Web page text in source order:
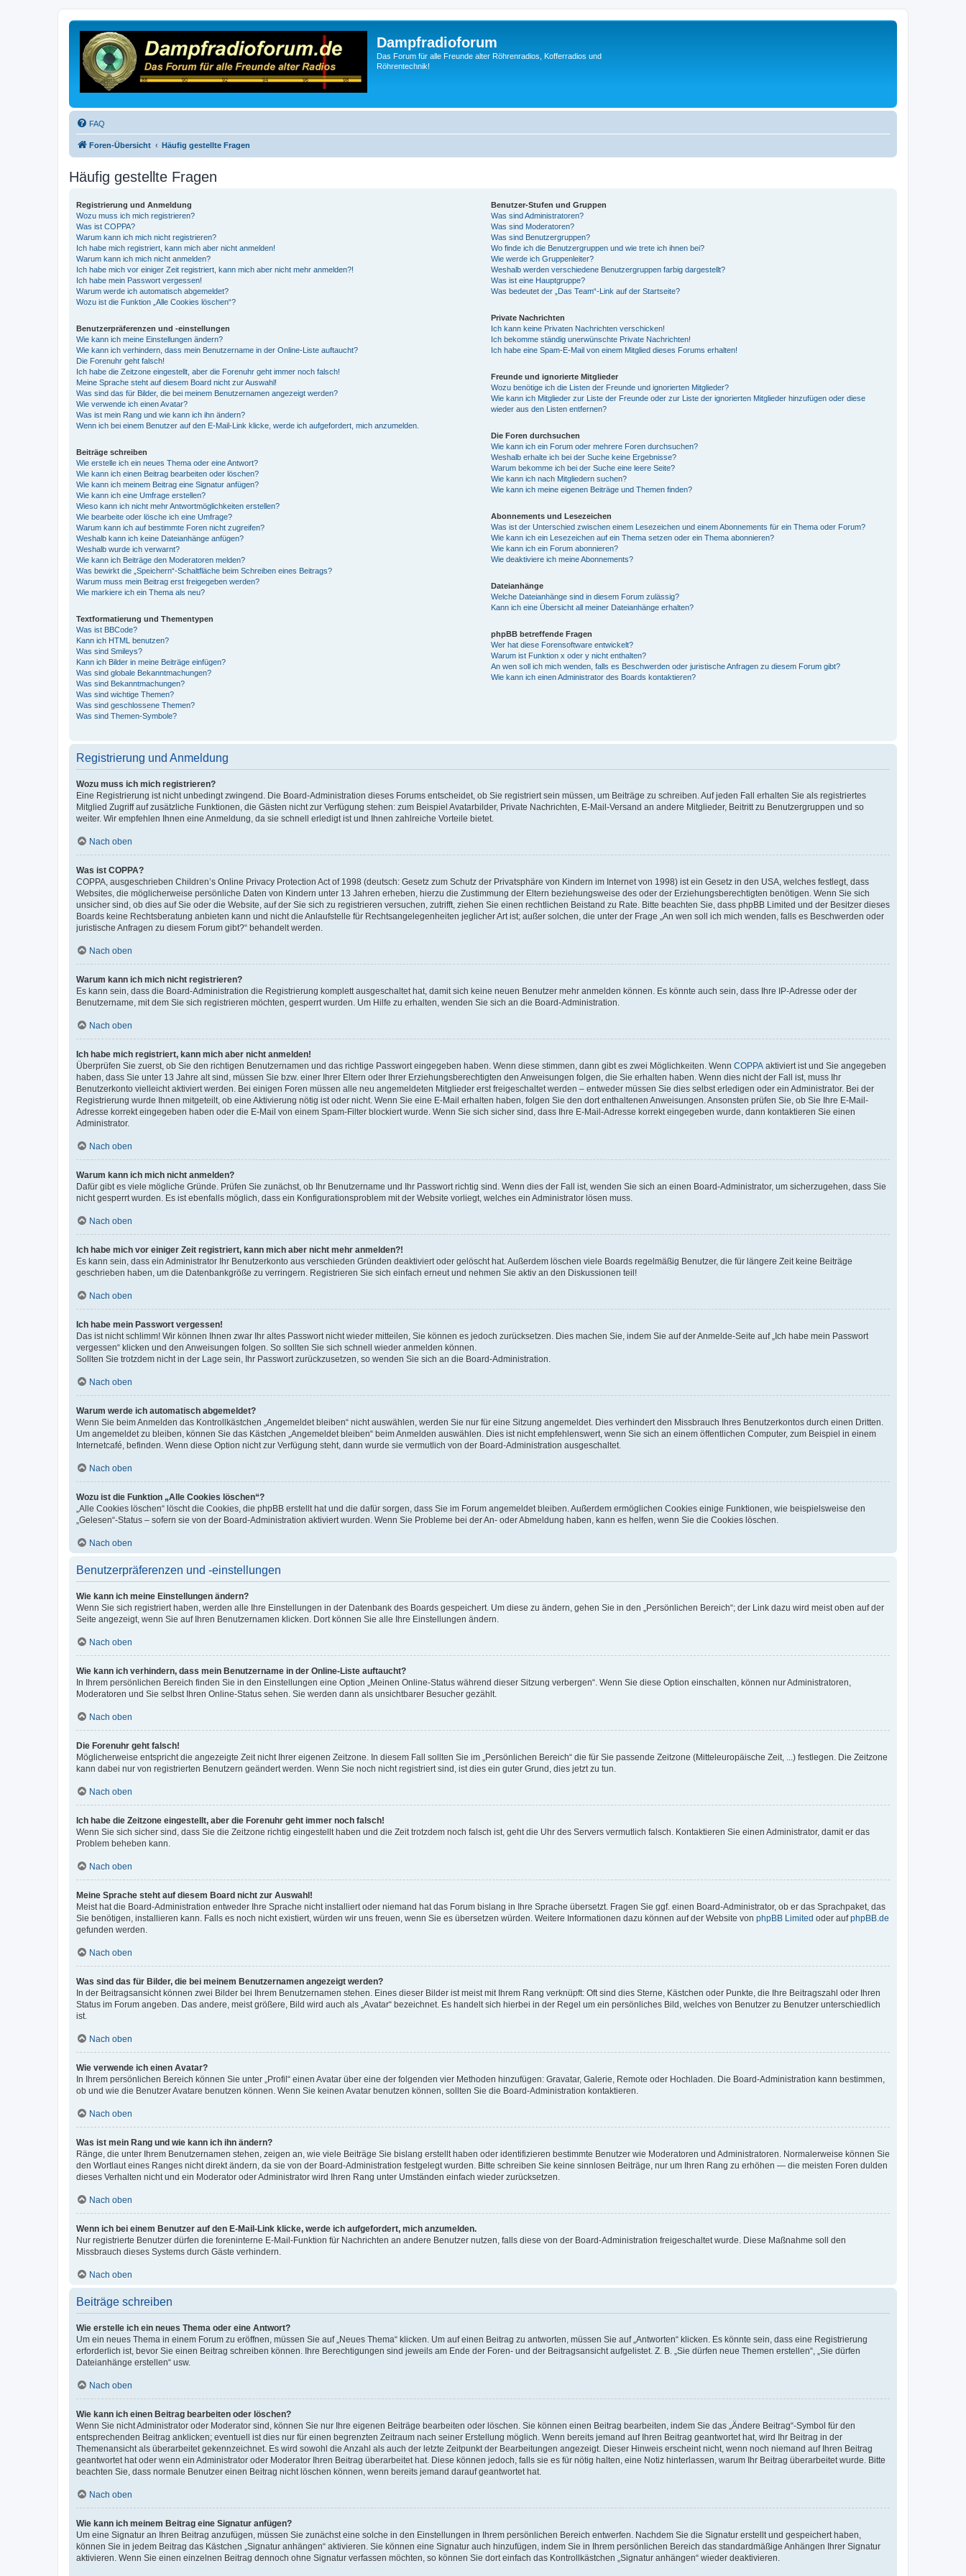
Dampfradioforum
Das Forum für alle Freunde alter Röhrenradios, Kofferradios und
Röhrentechnik!
FAQ
Foren-Übersicht Häufig gestellte Fragen
Häufig gestellte Fragen
Registrierung und Anmeldung
Wozu muss ich mich registrieren?
Was ist COPPA?
Warum kann ich mich nicht registrieren?
Ich habe mich registriert, kann mich aber nicht anmelden!
Warum kann ich mich nicht anmelden?
Ich habe mich vor einiger Zeit registriert, kann mich aber nicht mehr anmelden?!
Ich habe mein Passwort vergessen!
Warum werde ich automatisch abgemeldet?
Wozu ist die Funktion „Alle Cookies löschen“?
Benutzerpräferenzen und -einstellungen
Wie kann ich meine Einstellungen ändern?
Wie kann ich verhindern, dass mein Benutzername in der Online-Liste auftaucht?
Die Forenuhr geht falsch!
Ich habe die Zeitzone eingestellt, aber die Forenuhr geht immer noch falsch!
Meine Sprache steht auf diesem Board nicht zur Auswahl!
Was sind das für Bilder, die bei meinem Benutzernamen angezeigt werden?
Wie verwende ich einen Avatar?
Was ist mein Rang und wie kann ich ihn ändern?
Wenn ich bei einem Benutzer auf den E-Mail-Link klicke, werde ich aufgefordert, mich anzumelden.
Beiträge schreiben
Wie erstelle ich ein neues Thema oder eine Antwort?
Wie kann ich einen Beitrag bearbeiten oder löschen?
Wie kann ich meinem Beitrag eine Signatur anfügen?
Wie kann ich eine Umfrage erstellen?
Wieso kann ich nicht mehr Antwortmöglichkeiten erstellen?
Wie bearbeite oder lösche ich eine Umfrage?
Warum kann ich auf bestimmte Foren nicht zugreifen?
Weshalb kann ich keine Dateianhänge anfügen?
Weshalb wurde ich verwarnt?
Wie kann ich Beiträge den Moderatoren melden?
Was bewirkt die „Speichern“-Schaltfläche beim Schreiben eines Beitrags?
Warum muss mein Beitrag erst freigegeben werden?
Wie markiere ich ein Thema als neu?
Textformatierung und Thementypen
Was ist BBCode?
Kann ich HTML benutzen?
Was sind Smileys?
Kann ich Bilder in meine Beiträge einfügen?
Was sind globale Bekanntmachungen?
Was sind Bekanntmachungen?
Was sind wichtige Themen?
Was sind geschlossene Themen?
Was sind Themen-Symbole?
Benutzer-Stufen und Gruppen
Was sind Administratoren?
Was sind Moderatoren?
Was sind Benutzergruppen?
Wo finde ich die Benutzergruppen und wie trete ich ihnen bei?
Wie werde ich Gruppenleiter?
Weshalb werden verschiedene Benutzergruppen farbig dargestellt?
Was ist eine Hauptgruppe?
Was bedeutet der „Das Team“-Link auf der Startseite?
Private Nachrichten
Ich kann keine Privaten Nachrichten verschicken!
Ich bekomme ständig unerwünschte Private Nachrichten!
Ich habe eine Spam-E-Mail von einem Mitglied dieses Forums erhalten!
Freunde und ignorierte Mitglieder
Wozu benötige ich die Listen der Freunde und ignorierten Mitglieder?
Wie kann ich Mitglieder zur Liste der Freunde oder zur Liste der ignorierten Mitglieder hinzufügen oder diese
wieder aus den Listen entfernen?
Die Foren durchsuchen
Wie kann ich ein Forum oder mehrere Foren durchsuchen?
Weshalb erhalte ich bei der Suche keine Ergebnisse?
Warum bekomme ich bei der Suche eine leere Seite?
Wie kann ich nach Mitgliedern suchen?
Wie kann ich meine eigenen Beiträge und Themen finden?
Abonnements und Lesezeichen
Was ist der Unterschied zwischen einem Lesezeichen und einem Abonnements für ein Thema oder Forum?
Wie kann ich ein Lesezeichen auf ein Thema setzen oder ein Thema abonnieren?
Wie kann ich ein Forum abonnieren?
Wie deaktiviere ich meine Abonnements?
Dateianhänge
Welche Dateianhänge sind in diesem Forum zulässig?
Kann ich eine Übersicht all meiner Dateianhänge erhalten?
phpBB betreffende Fragen
Wer hat diese Forensoftware entwickelt?
Warum ist Funktion x oder y nicht enthalten?
An wen soll ich mich wenden, falls es Beschwerden oder juristische Anfragen zu diesem Forum gibt?
Wie kann ich einen Administrator des Boards kontaktieren?
Registrierung und Anmeldung
Wozu muss ich mich registrieren?
Eine Registrierung ist nicht unbedingt zwingend. Die Board-Administration dieses Forums entscheidet, ob Sie registriert sein müssen, um Beiträge zu schreiben. Auf jeden Fall erhalten Sie als registriertes
Mitglied Zugriff auf zusätzliche Funktionen, die Gästen nicht zur Verfügung stehen: zum Beispiel Avatarbilder, Private Nachrichten, E-Mail-Versand an andere Mitglieder, Beitritt zu Benutzergruppen und so
weiter. Wir empfehlen Ihnen eine Anmeldung, da sie schnell erledigt ist und Ihnen zahlreiche Vorteile bietet.
Nach oben
Was ist COPPA?
COPPA, ausgeschrieben Children’s Online Privacy Protection Act of 1998 (deutsch: Gesetz zum Schutz der Privatsphäre von Kindern im Internet von 1998) ist ein Gesetz in den USA, welches festlegt, dass
Websites, die möglicherweise persönliche Daten von Kindern unter 13 Jahren erheben, hierzu die Zustimmung der Eltern beziehungsweise des oder der Erziehungsberechtigten benötigen. Wenn Sie sich
unsicher sind, ob dies auf Sie oder die Website, auf der Sie sich zu registrieren versuchen, zutrifft, ziehen Sie einen rechtlichen Beistand zu Rate. Bitte beachten Sie, dass phpBB Limited und der Besitzer dieses
Boards keine Rechtsberatung anbieten kann und nicht die Anlaufstelle für Rechtsangelegenheiten jeglicher Art ist; außer solchen, die unter der Frage „An wen soll ich mich wenden, falls es Beschwerden oder
juristische Anfragen zu diesem Forum gibt?“ behandelt werden.
Nach oben
Warum kann ich mich nicht registrieren?
Es kann sein, dass die Board-Administration die Registrierung komplett ausgeschaltet hat, damit sich keine neuen Benutzer mehr anmelden können. Es könnte auch sein, dass Ihre IP-Adresse oder der
Benutzername, mit dem Sie sich registrieren möchten, gesperrt wurden. Um Hilfe zu erhalten, wenden Sie sich an die Board-Administration.
Nach oben
Ich habe mich registriert, kann mich aber nicht anmelden!
Überprüfen Sie zuerst, ob Sie den richtigen Benutzernamen und das richtige Passwort eingegeben haben. Wenn diese stimmen, dann gibt es zwei Möglichkeiten. Wenn COPPA aktiviert ist und Sie angegeben
haben, dass Sie unter 13 Jahre alt sind, müssen Sie bzw. einer Ihrer Eltern oder Ihrer Erziehungsberechtigten den Anweisungen folgen, die Sie erhalten haben. Wenn dies nicht der Fall ist, muss Ihr
Benutzerkonto vielleicht aktiviert werden. Bei einigen Foren müssen alle neu angemeldeten Mitglieder erst freigeschaltet werden – entweder müssen Sie dies selbst erledigen oder ein Administrator. Bei der
Registrierung wurde Ihnen mitgeteilt, ob eine Aktivierung nötig ist oder nicht. Wenn Sie eine E-Mail erhalten haben, folgen Sie den dort enthaltenen Anweisungen. Ansonsten prüfen Sie, ob Sie Ihre E-Mail-
Adresse korrekt eingegeben haben oder die E-Mail von einem Spam-Filter blockiert wurde. Wenn Sie sich sicher sind, dass Ihre E-Mail-Adresse korrekt eingegeben wurde, dann kontaktieren Sie einen
Administrator.
Nach oben
Warum kann ich mich nicht anmelden?
Dafür gibt es viele mögliche Gründe. Prüfen Sie zunächst, ob Ihr Benutzername und Ihr Passwort richtig sind. Wenn dies der Fall ist, wenden Sie sich an einen Board-Administrator, um sicherzugehen, dass Sie
nicht gesperrt wurden. Es ist ebenfalls möglich, dass ein Konfigurationsproblem mit der Website vorliegt, welches ein Administrator lösen muss.
Nach oben
Ich habe mich vor einiger Zeit registriert, kann mich aber nicht mehr anmelden?!
Es kann sein, dass ein Administrator Ihr Benutzerkonto aus verschieden Gründen deaktiviert oder gelöscht hat. Außerdem löschen viele Boards regelmäßig Benutzer, die für längere Zeit keine Beiträge
geschrieben haben, um die Datenbankgröße zu verringern. Registrieren Sie sich einfach erneut und nehmen Sie aktiv an den Diskussionen teil!
Nach oben
Ich habe mein Passwort vergessen!
Das ist nicht schlimm! Wir können Ihnen zwar Ihr altes Passwort nicht wieder mitteilen, Sie können es jedoch zurücksetzen. Dies machen Sie, indem Sie auf der Anmelde-Seite auf „Ich habe mein Passwort
vergessen“ klicken und den Anweisungen folgen. So sollten Sie sich schnell wieder anmelden können.
Sollten Sie trotzdem nicht in der Lage sein, Ihr Passwort zurückzusetzen, so wenden Sie sich an die Board-Administration.
Nach oben
Warum werde ich automatisch abgemeldet?
Wenn Sie beim Anmelden das Kontrollkästchen „Angemeldet bleiben“ nicht auswählen, werden Sie nur für eine Sitzung angemeldet. Dies verhindert den Missbrauch Ihres Benutzerkontos durch einen Dritten.
Um angemeldet zu bleiben, können Sie das Kästchen „Angemeldet bleiben“ beim Anmelden auswählen. Dies ist nicht empfehlenswert, wenn Sie sich an einem öffentlichen Computer, zum Beispiel in einem
Internetcafé, befinden. Wenn diese Option nicht zur Verfügung steht, dann wurde sie vermutlich von der Board-Administration ausgeschaltet.
Nach oben
Wozu ist die Funktion „Alle Cookies löschen“?
„Alle Cookies löschen“ löscht die Cookies, die phpBB erstellt hat und die dafür sorgen, dass Sie im Forum angemeldet bleiben. Außerdem ermöglichen Cookies einige Funktionen, wie beispielsweise den
„Gelesen“-Status – sofern sie von der Board-Administration aktiviert wurden. Wenn Sie Probleme bei der An- oder Abmeldung haben, kann es helfen, wenn Sie die Cookies löschen.
Nach oben
Benutzerpräferenzen und -einstellungen
Wie kann ich meine Einstellungen ändern?
Wenn Sie sich registriert haben, werden alle Ihre Einstellungen in der Datenbank des Boards gespeichert. Um diese zu ändern, gehen Sie in den „Persönlichen Bereich“; der Link dazu wird meist oben auf der
Seite angezeigt, wenn Sie auf Ihren Benutzernamen klicken. Dort können Sie alle Ihre Einstellungen ändern.
Nach oben
Wie kann ich verhindern, dass mein Benutzername in der Online-Liste auftaucht?
In Ihrem persönlichen Bereich finden Sie in den Einstellungen eine Option „Meinen Online-Status während dieser Sitzung verbergen“. Wenn Sie diese Option einschalten, können nur Administratoren,
Moderatoren und Sie selbst Ihren Online-Status sehen. Sie werden dann als unsichtbarer Besucher gezählt.
Nach oben
Die Forenuhr geht falsch!
Möglicherweise entspricht die angezeigte Zeit nicht Ihrer eigenen Zeitzone. In diesem Fall sollten Sie im „Persönlichen Bereich“ die für Sie passende Zeitzone (Mitteleuropäische Zeit, ...) festlegen. Die Zeitzone
kann dabei nur von registrierten Benutzern geändert werden. Wenn Sie noch nicht registriert sind, ist dies ein guter Grund, dies jetzt zu tun.
Nach oben
Ich habe die Zeitzone eingestellt, aber die Forenuhr geht immer noch falsch!
Wenn Sie sich sicher sind, dass Sie die Zeitzone richtig eingestellt haben und die Zeit trotzdem noch falsch ist, geht die Uhr des Servers vermutlich falsch. Kontaktieren Sie einen Administrator, damit er das
Problem beheben kann.
Nach oben
Meine Sprache steht auf diesem Board nicht zur Auswahl!
Meist hat die Board-Administration entweder Ihre Sprache nicht installiert oder niemand hat das Forum bislang in Ihre Sprache übersetzt. Fragen Sie ggf. einen Board-Administrator, ob er das Sprachpaket, das
Sie benötigen, installieren kann. Falls es noch nicht existiert, würden wir uns freuen, wenn Sie es übersetzen würden. Weitere Informationen dazu können auf der Website von phpBB Limited oder aufphpBB.de
gefunden werden.
Nach oben
Was sind das für Bilder, die bei meinem Benutzernamen angezeigt werden?
In der Beitragsansicht können zwei Bilder bei Ihrem Benutzernamen stehen. Eines dieser Bilder ist meist mit Ihrem Rang verknüpft: Oft sind dies Sterne, Kästchen oder Punkte, die Ihre Beitragszahl oder Ihren
Status im Forum angeben. Das andere, meist größere, Bild wird auch als „Avatar“ bezeichnet. Es handelt sich hierbei in der Regel um ein persönliches Bild, welches von Benutzer zu Benutzer unterschiedlich
ist.
Nach oben
Wie verwende ich einen Avatar?
In Ihrem persönlichen Bereich können Sie unter „Profil“ einen Avatar über eine der folgenden vier Methoden hinzufügen: Gravatar, Galerie, Remote oder Hochladen. Die Board-Administration kann bestimmen,
ob und wie die Benutzer Avatare benutzen können. Wenn Sie keinen Avatar benutzen können, sollten Sie die Board-Administration kontaktieren.
Nach oben
Was ist mein Rang und wie kann ich ihn ändern?
Ränge, die unter Ihrem Benutzernamen stehen, zeigen an, wie viele Beiträge Sie bislang erstellt haben oder identifizieren bestimmte Benutzer wie Moderatoren und Administratoren. Normalerweise können Sie
den Wortlaut eines Ranges nicht direkt ändern, da sie von der Board-Administration festgelegt wurden. Bitte schreiben Sie keine sinnlosen Beiträge, nur um Ihren Rang zu erhöhen — die meisten Foren dulden
dieses Verhalten nicht und ein Moderator oder Administrator wird Ihren Rang unter Umständen einfach wieder zurücksetzen.
Nach oben
Wenn ich bei einem Benutzer auf den E-Mail-Link klicke, werde ich aufgefordert, mich anzumelden.
Nur registrierte Benutzer dürfen die foreninterne E-Mail-Funktion für Nachrichten an andere Benutzer nutzen, falls diese von der Board-Administration freigeschaltet wurde. Diese Maßnahme soll den
Missbrauch dieses Systems durch Gäste verhindern.
Nach oben
Beiträge schreiben
Wie erstelle ich ein neues Thema oder eine Antwort?
Um ein neues Thema in einem Forum zu eröffnen, müssen Sie auf „Neues Thema“ klicken. Um auf einen Beitrag zu antworten, müssen Sie auf „Antworten“ klicken. Es könnte sein, dass eine Registrierung
erforderlich ist, bevor Sie einen Beitrag schreiben können. Ihre Berechtigungen sind jeweils am Ende der Foren- und der Beitragsansicht aufgelistet. Z. B. „Sie dürfen neue Themen erstellen“, „Sie dürfen
Dateianhänge erstellen“ usw.
Nach oben
Wie kann ich einen Beitrag bearbeiten oder löschen?
Wenn Sie nicht Administrator oder Moderator sind, können Sie nur Ihre eigenen Beiträge bearbeiten oder löschen. Sie können einen Beitrag bearbeiten, indem Sie das „Ändere Beitrag“-Symbol für den
entsprechenden Beitrag anklicken; eventuell ist dies nur für einen begrenzten Zeitraum nach seiner Erstellung möglich. Wenn bereits jemand auf Ihren Beitrag geantwortet hat, wird Ihr Beitrag in der
Themenansicht als überarbeitet gekennzeichnet. Es wird sowohl die Anzahl als auch der letzte Zeitpunkt der Bearbeitungen angezeigt. Dieser Hinweis erscheint nicht, wenn noch niemand auf Ihren Beitrag
geantwortet hat oder wenn ein Administrator oder Moderator Ihren Beitrag überarbeitet hat. Diese können jedoch, falls sie es für nötig halten, eine Notiz hinterlassen, warum Ihr Beitrag überarbeitet wurde. Bitte
beachten Sie, dass normale Benutzer einen Beitrag nicht löschen können, wenn bereits jemand darauf geantwortet hat.
Nach oben
Wie kann ich meinem Beitrag eine Signatur anfügen?
Um eine Signatur an Ihren Beitrag anzufügen, müssen Sie zunächst eine solche in den Einstellungen in Ihrem persönlichen Bereich entwerfen. Nachdem Sie die Signatur erstellt und gespeichert haben,
können Sie in jedem Beitrag das Kästchen „Signatur anhängen“ aktivieren. Sie können eine Signatur auch hinzufügen, indem Sie in Ihrem persönlichen Bereich das standardmäßige Anhängen Ihrer Signatur
aktivieren. Wenn Sie einen einzelnen Beitrag dennoch ohne Signatur verfassen möchten, so können Sie dort einfach das Kontrollkästchen „Signatur anhängen“ wieder deaktivieren.